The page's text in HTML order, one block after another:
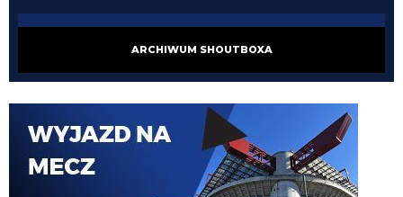
Nerazzurro90 07.08.2026 13:34
tego nigdy sie nie dowiemy. Wedlug mediow to pedały z bergamo nawet nie
jaszczomb 07.08.2026 13:33
50 zostalo odrzucone (wg mediow)
Nerazzurro90
skad cena 55 mln euro, tak z ciekawosci
ARCHIWUM SHOUTBOXA